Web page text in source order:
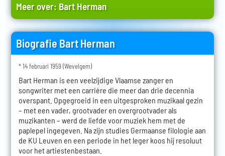
Meer over: Bart Herman
Biografie Bart Herman
* 14 februari 1959 (Wevelgem)
Bart Herman is een veelzijdige Vlaamse zanger en
songwriter met een carrière die meer dan drie decennia
overspant. Opgegroeid in een uitgesproken muzikaal gezin
– met een vader, grootvader en overgrootvader als
muzikanten – werd de liefde voor muziek hem met de
paplepel ingegeven. Na zijn studies Germaanse filologie aan
de KU Leuven en een periode in het leger koos hij resoluut
voor het artiestenbestaan.